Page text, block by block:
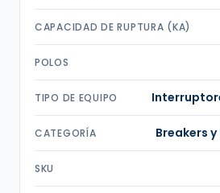
CAPACIDAD DE RUPTURA (KA)
POLOS
TIPO DE EQUIPO
CATEGORÍA Breakers
SKU